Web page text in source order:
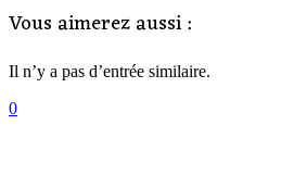
Vous aimerez aussi :
Il n’y a pas d’entrée similaire.
0